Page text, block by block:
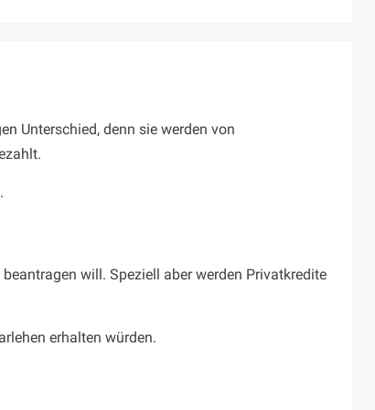
Unterschied, denn sie werden von
will. Speziell aber werden Privatkredite
erhalten würden.